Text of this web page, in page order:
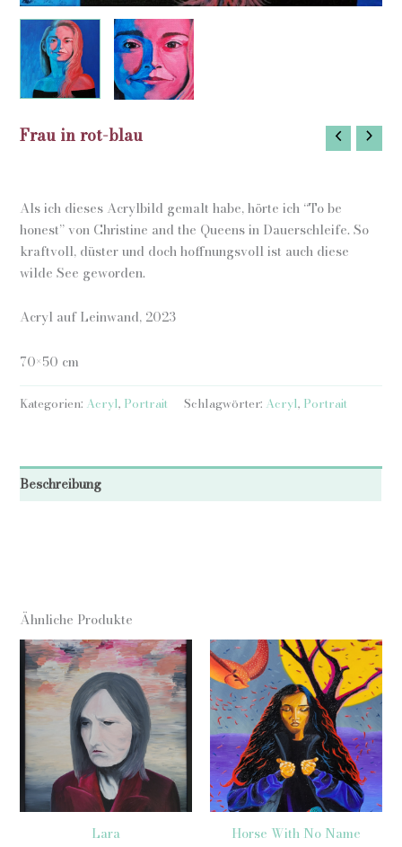
Frau in rot-blau
Als ich dieses Acrylbild gemalt habe, hörte ich “To be
honest” von Christine and the Queens in Dauerschleife. So
kraftvoll, düster und doch hoffnungsvoll ist auch diese
wilde See geworden.
Acryl auf Leinwand, 2023
70×50 cm
Kategorien: Acryl, Portrait Schlagwörter: Acryl, Portrait
Beschreibung
Ähnliche Produkte
Lara Horse With No Name